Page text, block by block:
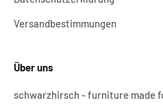
Versandbestimmungen
Über uns
schwarzhirsch - furniture made